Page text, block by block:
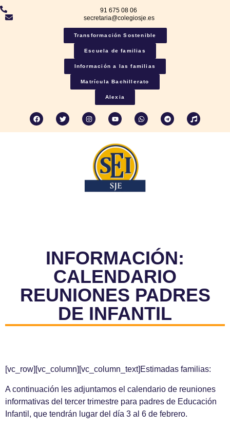
91 675 08 06
secretaria@colegiosje.es
Transformación Sostenible
Escuela de familias
Información a las familias
Matrícula Bachillerato
Alexia
INFORMACIÓN:
CALENDARIO
REUNIONES PADRES
DE INFANTIL
[vc_row][vc_column][vc_column_text]Estimadas familias:
A continuación les adjuntamos el calendario de reuniones
informativas del tercer trimestre para padres de Educación
Infantil, que tendrán lugar del día 3 al 6 de febrero.